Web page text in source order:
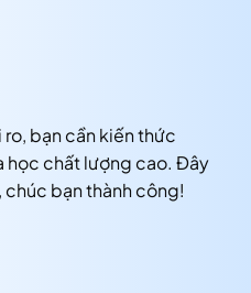
ro, bạn cần kiến thức
học chất lượng cao. Đây
bạn thành công!